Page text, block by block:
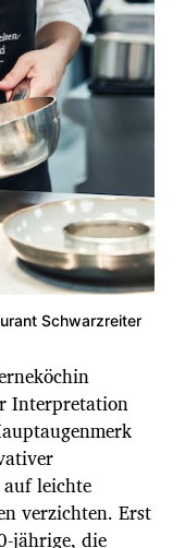
Schwarzreiter
Interpretation
leichte
verzichten. Erst
jährige, die